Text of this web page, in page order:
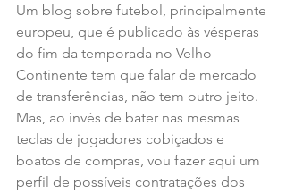
Um blog sobre futebol, principalmente
europeu, que é publicado às vésperas
do fim da temporada no Velho
Continente tem que falar de mercado
de transferências, não tem outro jeito.
Mas, ao invés de bater nas mesmas
teclas de jogadores cobiçados e
boatos de compras, vou fazer aqui um
perfil de possíveis contratações dos